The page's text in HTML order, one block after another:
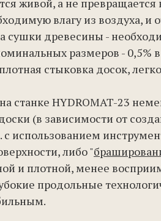
живой, а не
влагу из воздуха, и
сушки древесины -
размеров -
стыковка досок,
станке HYDROMAT-23
(в зависимости от
с использованием
либо "
и плотной, менее
продольные